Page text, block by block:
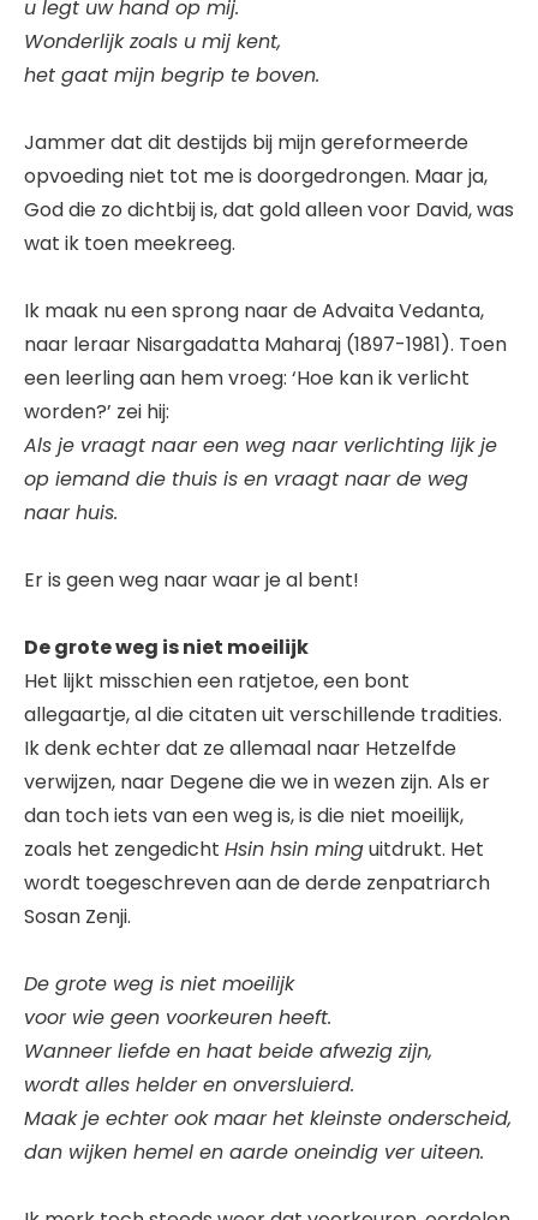
u legt uw hand op mij.
Wonderlijk zoals u mij kent,
het gaat mijn begrip te boven.
Jammer dat dit destijds bij mijn gereformeerde
opvoeding niet tot me is doorgedrongen. Maar ja,
God die zo dichtbij is, dat gold alleen voor David, was
wat ik toen meekreeg.
Ik maak nu een sprong naar de Advaita Vedanta,
naar leraar Nisargadatta Maharaj (1897-1981). Toen
een leerling aan hem vroeg: ‘Hoe kan ik verlicht
worden?’ zei hij:
Als je vraagt naar een weg naar verlichting lijk je
op iemand die thuis is en vraagt naar de weg
naar huis.
Er is geen weg naar waar je al bent!
De grote weg is niet moeilijk
Het lijkt misschien een ratjetoe, een bont
allegaartje, al die citaten uit verschillende tradities.
Ik denk echter dat ze allemaal naar Hetzelfde
verwijzen, naar Degene die we in wezen zijn. Als er
dan toch iets van een weg is, is die niet moeilijk,
zoals het zengedicht Hsin hsin minguitdrukt. Het
wordt toegeschreven aan de derde zenpatriarch
Sosan Zenji.
De grote weg is niet moeilijk
voor wie geen voorkeuren heeft.
Wanneer liefde en haat beide afwezig zijn,
wordt alles helder en onversluierd.
Maak je echter ook maar het kleinste onderscheid,
dan wijken hemel en aarde oneindig ver uiteen.